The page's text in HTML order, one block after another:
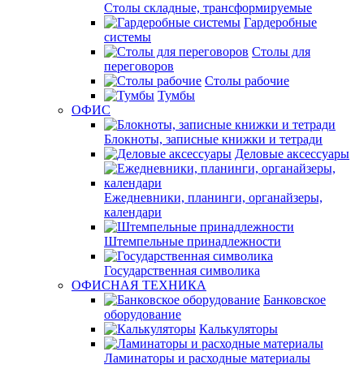
Столы складные, трансформируемые
Гардеробные
системы
Столы для
переговоров
Столы рабочие
Тумбы
ОФИС
Блокноты, записные книжки и тетради
Деловые аксессуары
Ежедневники, планинги, органайзеры,
календари
Штемпельные принадлежности
Государственная символика
ОФИСНАЯ ТЕХНИКА
Банковское
оборудование
Калькуляторы
Ламинаторы и расходные материалы